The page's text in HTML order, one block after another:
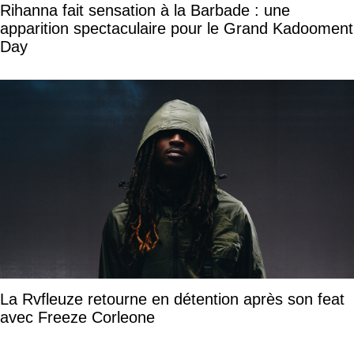
Rihanna fait sensation à la Barbade : une
apparition spectaculaire pour le Grand Kadooment
Day
La Rvfleuze retourne en détention après son feat
avec Freeze Corleone